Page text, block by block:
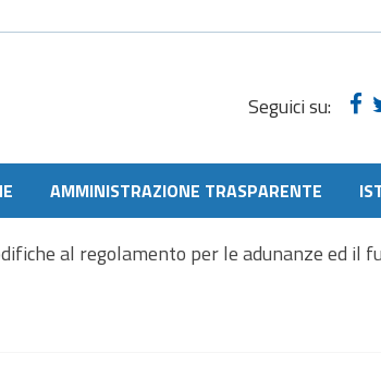
Seguici su:
AMMINISTRAZIONE TRASPARENTE
al regolamento per le adunanze ed il